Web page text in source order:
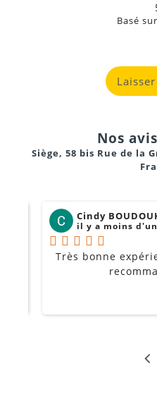
Basé sur
Nos
Siège, 58 bis Rue de la
Cindy
il y a moins
Très bonne